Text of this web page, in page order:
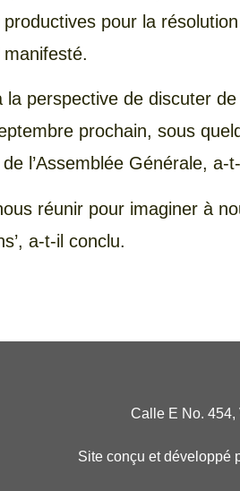
pour la
manifesté.
la perspective de discuter
prochain, sous
l’Assemblée Générale, a-
réunir pour imaginer à
a-t-il conclu.
Calle E No. 454,
Site conçu et développé